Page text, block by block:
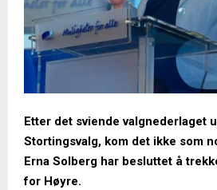
Etter det sviende valgnederlaget
Stortingsvalg, kom det ikke som
Erna Solberg har besluttet å
for Høyre.